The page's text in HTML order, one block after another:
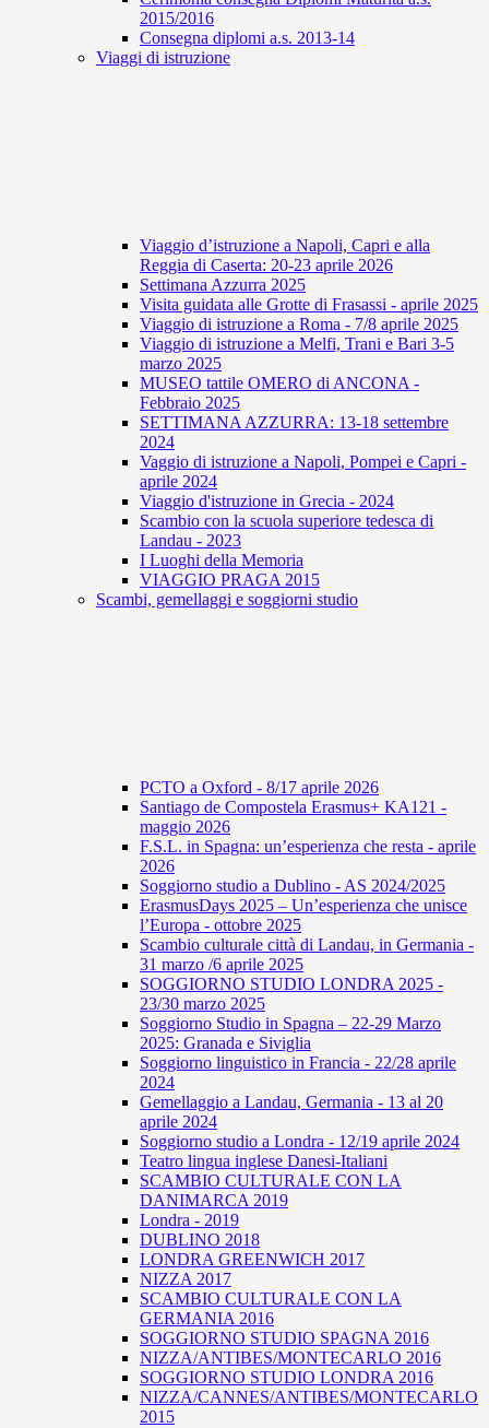
2015/2016
Consegna diplomi a.s. 2013-14
Viaggi di istruzione
Viaggio d’istruzione a Napoli, Capri e alla
Reggia di Caserta: 20-23 aprile 2026
Settimana Azzurra 2025
Visita guidata alle Grotte di Frasassi - aprile 2025
Viaggio di istruzione a Roma - 7/8 aprile 2025
Viaggio di istruzione a Melfi, Trani e Bari 3-5
marzo 2025
MUSEO tattile OMERO di ANCONA -
Febbraio 2025
SETTIMANA AZZURRA: 13-18 settembre
2024
Vaggio di istruzione a Napoli, Pompei e Capri -
aprile 2024
Viaggio d'istruzione in Grecia - 2024
Scambio con la scuola superiore tedesca di
Landau - 2023
I Luoghi della Memoria
VIAGGIO PRAGA 2015
Scambi, gemellaggi e soggiorni studio
PCTO a Oxford - 8/17 aprile 2026
Santiago de Compostela Erasmus+ KA121 -
maggio 2026
F.S.L. in Spagna: un’esperienza che resta - aprile
2026
Soggiorno studio a Dublino - AS 2024/2025
ErasmusDays 2025 – Un’esperienza che unisce
l’Europa - ottobre 2025
Scambio culturale città di Landau, in Germania -
31 marzo /6 aprile 2025
SOGGIORNO STUDIO LONDRA 2025 -
23/30 marzo 2025
Soggiorno Studio in Spagna – 22-29 Marzo
2025: Granada e Siviglia
Soggiorno linguistico in Francia - 22/28 aprile
2024
Gemellaggio a Landau, Germania - 13 al 20
aprile 2024
Soggiorno studio a Londra - 12/19 aprile 2024
Teatro lingua inglese Danesi-Italiani
SCAMBIO CULTURALE CON LA
DANIMARCA 2019
Londra - 2019
DUBLINO 2018
LONDRA GREENWICH 2017
NIZZA 2017
SCAMBIO CULTURALE CON LA
GERMANIA 2016
SOGGIORNO STUDIO SPAGNA 2016
NIZZA/ANTIBES/MONTECARLO 2016
SOGGIORNO STUDIO LONDRA 2016
NIZZA/CANNES/ANTIBES/MONTECARLO
2015